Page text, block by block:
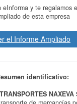
eInforma y te regalamos
de esta empresa
el Informe Ampliado
identificativo:
NAXEVA